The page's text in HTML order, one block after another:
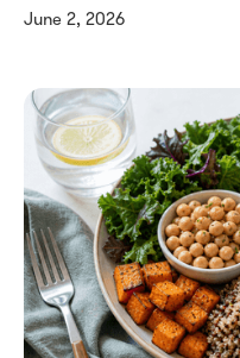
June 2, 2026